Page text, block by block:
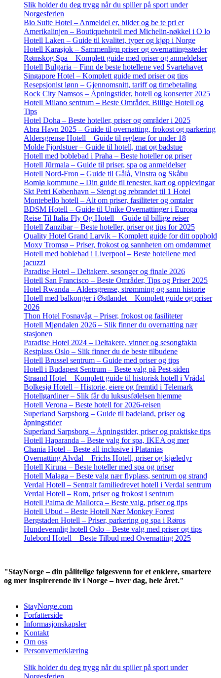
Slik holder du deg trygg når du spiller på sport under
Norgesferien
Bio Suite Hotel – Anmeldel er, bilder og be te pri er
Amerikalinjen – Boutiquehotell med Michelin-nøkkel i O lo
Hotell Laken – Guide til kvalitet, typer og kjøp i Norge
Hotell Karasjok – Sammenlign priser og overnattingssteder
Rømskog Spa – Komplett guide med priser og anmeldelser
Hotell Bulgaria – Finn de beste hotellene ved Svartehavet
Singapore Hotel – Komplett guide med priser og tips
Resepsjonist lønn – Gjennomsnitt, tariff og timebetaling
Rock City Namsos – Åpningstider, hotell og konserter 2025
Hotell Milano sentrum – Beste Områder, Billige Hotell og
Tips
Hotel Doha – Beste hoteller, priser og områder i 2025
Abra Havn 2025 – Guide til overnatting, frokost og parkering
Aldersgrense Hotell – Guide til reglene for under 18
Molde Fjordstuer – Guide til hotell, mat og badstue
Hotell med boblebad i Praha – Beste hoteller og priser
Hotell Jūrmala – Guide til priser, spa og anmeldelser
Hotell Nord-Fron – Guide til Gålå, Vinstra og Skåbu
Bomlø kommune – Din guide til tenester, kart og opplevingar
Skt Petri København – Stengt og rebrandet til 1 Hotel
Montebello hotell – Alt om priser, fasiliteter og omtaler
BDSM Hotell – Guide til Unike Overnattinger i Europa
Reise Til Italia Fly Og Hotell – Guide til billige reiser
Hotell Zanzibar – Beste hoteller, priser og tips for 2025
Quality Hotel Grand Larvik – Komplett guide for ditt opphold
Moxy Tromsø – Priser, frokost og sannheten om omdømmet
Hotell med boblebad i Liverpool – Beste hotellene med
jacuzzi
Paradise Hotel – Deltakere, sesonger og finale 2026
Hotell San Francisco – Beste Områder, Tips og Priser 2025
Hotel Rwanda – Aldersgrense, strømming og sann historie
Hotell med balkonger i Østlandet – Komplett guide og priser
2026
Thon Hotel Fosnavåg – Priser, frokost og fasiliteter
Hotell Mjøndalen 2026 – Slik finner du overnatting nær
stasjonen
Paradise Hotel 2024 – Deltakere, vinner og sesongfakta
Restplass Oslo – Slik finner du de beste tilbudene
Hotell Brussel sentrum – Guide med priser og tips
Hotell i Budapest Sentrum – Beste valg på Pest-siden
Straand Hotel – Komplett guide til historisk hotell i Vrådal
Bolkesjø Hotell – Historie, eiere og fremtid i Telemark
Hotellgardiner – Slik får du luksusfølelsen hjemme
Hotell Verona – Beste hotell for 2026-reisen
Superland Sarpsborg – Guide til badeland, priser og
åpningstider
Superland Sarpsborg – Åpningstider, priser og praktiske tips
Hotell Haparanda – Beste valg for spa, IKEA og mer
Chania Hotel – Beste all inclusive i Platanias
Overnatting Alvdal – Frichs Hotell, priser og kjæledyr
Hotell Kiruna – Beste hoteller med spa og priser
Hotell Malaga – Beste valg nær flyplass, sentrum og strand
Verdal Hotell – Sentralt familiedrevet hotell i Verdal sentrum
Verdal Hotell – Rom, priser og frokost i sentrum
Hotell Palma de Mallorca – Beste valg, priser og tips
Hotell Ubud – Beste Hotell Nær Monkey Forest
Bergstaden Hotell – Priser, parkering og spa i Røros
Hundevennlig hotell Oslo – Beste valg med priser og tips
Julebord Hotell – Beste Tilbud med Overnatting 2025
"StayNorge – din pålitelige følgesvenn for et enklere, smartere
og mer inspirerende liv i Norge – hver dag, hele året."
StayNorge.com
Forfatterside
Informasjonskapsler
Kontakt
Om oss
Personvernerklæring
Slik holder du deg trygg når du spiller på sport under